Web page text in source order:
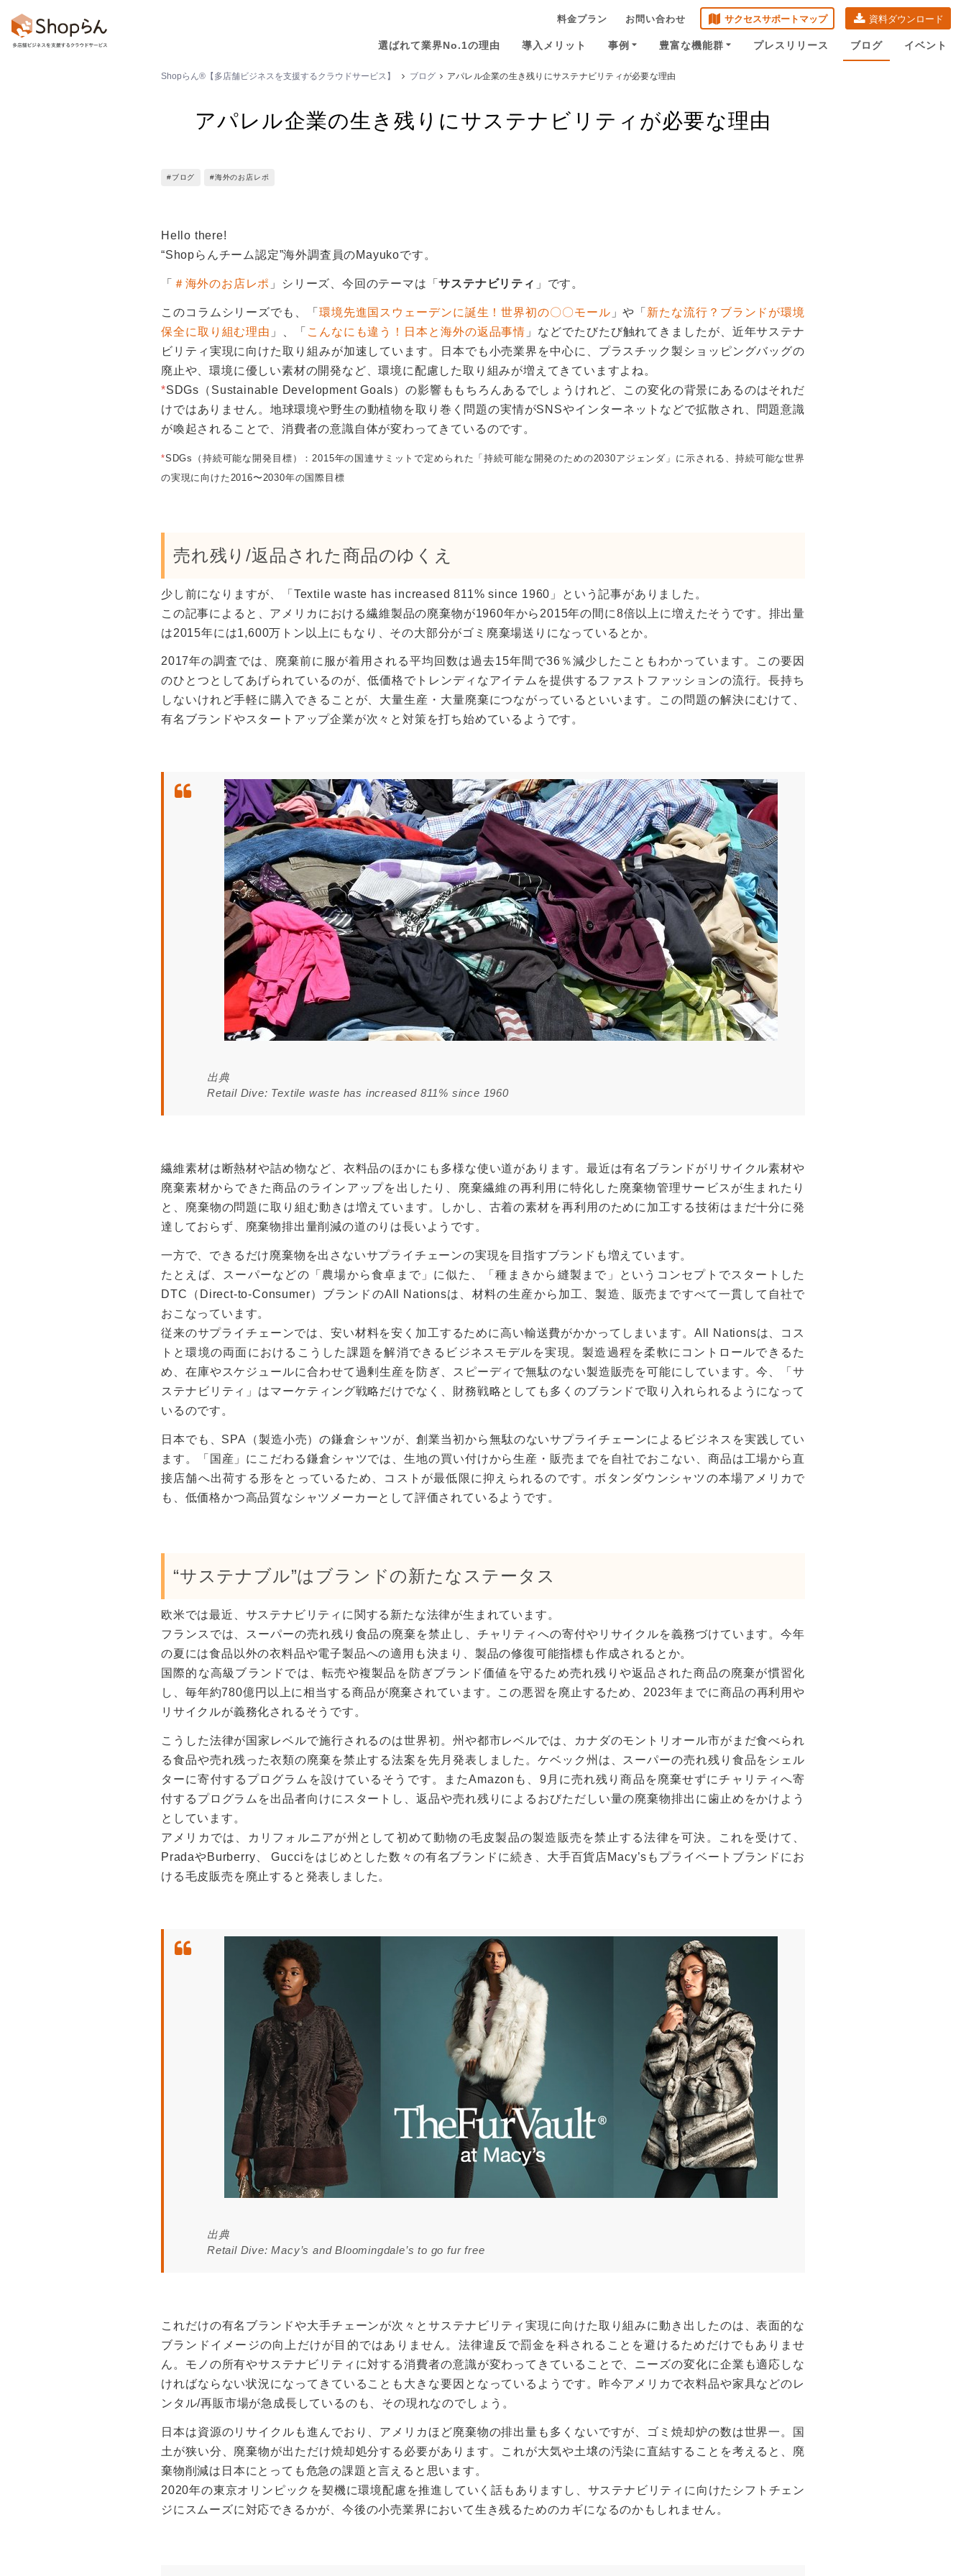
料金プラン お問い合わせ サクセスサポートマップ 資料ダウンロード
選ばれて業界No.1の理由 導入メリット 事例 豊富な機能群 プレスリリース ブログ イベント
Shopらん®【多店舗ビジネスを支援するクラウドサービス】 ブログ アパレル企業の生き残りにサステナビリティが必要な理由
アパレル企業の生き残りにサステナビリティが必要な理由
#ブログ #海外のお店レポ
Hello there!
“Shopらんチーム認定”海外調査員のMayukoです。
「 ＃海外のお店レポ 」シリーズ、今回のテーマは「サステナビリティ 」です。
このコラムシリーズでも、「 環境先進国スウェーデンに誕生！世界初の〇〇モール 」や「 新たな流行？ブランドが環境
保全に取り組む理由 」、「 こんなにも違う！日本と海外の返品事情 」などでたびたび触れてきましたが、近年サステナ
ビリティ実現に向けた取り組みが加速しています。日本でも小売業界を中心に、プラスチック製ショッピングバッグの
廃止や、環境に優しい素材の開発など、環境に配慮した取り組みが増えてきていますよね。
*SDGs（Sustainable Development Goals）の影響ももちろんあるでしょうけれど、この変化の背景にあるのはそれだ
けではありません。地球環境や野生の動植物を取り巻く問題の実情がSNSやインターネットなどで拡散され、問題意識
が喚起されることで、消費者の意識自体が変わってきているのです。
*SDGs（持続可能な開発目標）：2015年の国連サミットで定められた「持続可能な開発のための2030アジェンダ」に示される、持続可能な世界
の実現に向けた2016〜2030年の国際目標
売れ残り/返品された商品のゆくえ
少し前になりますが、「Textile waste has increased 811% since 1960」という記事がありました。
この記事によると、アメリカにおける繊維製品の廃棄物が1960年から2015年の間に8倍以上に増えたそうです。排出量
は2015年には1,600万トン以上にもなり、その大部分がゴミ廃棄場送りになっているとか。
2017年の調査では、廃棄前に服が着用される平均回数は過去15年間で36％減少したこともわかっています。この要因
のひとつとしてあげられているのが、低価格でトレンディなアイテムを提供するファストファッションの流行。長持ち
しないけれど手軽に購入できることが、大量生産・大量廃棄につながっているといいます。この問題の解決にむけて、
有名ブランドやスタートアップ企業が次々と対策を打ち始めているようです。
出典
Retail Dive: Textile waste has increased 811% since 1960
繊維素材は断熱材や詰め物など、衣料品のほかにも多様な使い道があります。最近は有名ブランドがリサイクル素材や
廃棄素材からできた商品のラインアップを出したり、廃棄繊維の再利用に特化した廃棄物管理サービスが生まれたり
と、廃棄物の問題に取り組む動きは増えています。しかし、古着の素材を再利用のために加工する技術はまだ十分に発
達しておらず、廃棄物排出量削減の道のりは長いようです。
一方で、できるだけ廃棄物を出さないサプライチェーンの実現を目指すブランドも増えています。
たとえば、スーパーなどの「農場から食卓まで」に似た、「種まきから縫製まで」というコンセプトでスタートした
DTC（Direct-to-Consumer）ブランドのAll Nationsは、材料の生産から加工、製造、販売まですべて一貫して自社で
おこなっています。
従来のサプライチェーンでは、安い材料を安く加工するために高い輸送費がかかってしまいます。All Nationsは、コス
トと環境の両面におけるこうした課題を解消できるビジネスモデルを実現。製造過程を柔軟にコントロールできるた
め、在庫やスケジュールに合わせて過剰生産を防ぎ、スピーディで無駄のない製造販売を可能にしています。今、「サ
ステナビリティ」はマーケティング戦略だけでなく、財務戦略としても多くのブランドで取り入れられるようになって
いるのです。
日本でも、SPA（製造小売）の鎌倉シャツが、創業当初から無駄のないサプライチェーンによるビジネスを実践してい
ます。「国産」にこだわる鎌倉シャツでは、生地の買い付けから生産・販売までを自社でおこない、商品は工場から直
接店舗へ出荷する形をとっているため、コストが最低限に抑えられるのです。ボタンダウンシャツの本場アメリカで
も、低価格かつ高品質なシャツメーカーとして評価されているようです。
“サステナブル”はブランドの新たなステータス
欧米では最近、サステナビリティに関する新たな法律が生まれています。
フランスでは、スーパーの売れ残り食品の廃棄を禁止し、チャリティへの寄付やリサイクルを義務づけています。今年
の夏には食品以外の衣料品や電子製品への適用も決まり、製品の修復可能指標も作成されるとか。
国際的な高級ブランドでは、転売や複製品を防ぎブランド価値を守るため売れ残りや返品された商品の廃棄が慣習化
し、毎年約780億円以上に相当する商品が廃棄されています。この悪習を廃止するため、2023年までに商品の再利用や
リサイクルが義務化されるそうです。
こうした法律が国家レベルで施行されるのは世界初。州や都市レベルでは、カナダのモントリオール市がまだ食べられ
る食品や売れ残った衣類の廃棄を禁止する法案を先月発表しました。ケベック州は、スーパーの売れ残り食品をシェル
ターに寄付するプログラムを設けているそうです。またAmazonも、9月に売れ残り商品を廃棄せずにチャリティへ寄
付するプログラムを出品者向けにスタートし、返品や売れ残りによるおびただしい量の廃棄物排出に歯止めをかけよう
としています。
アメリカでは、カリフォルニアが州として初めて動物の毛皮製品の製造販売を禁止する法律を可決。これを受けて、
PradaやBurberry、 Gucciをはじめとした数々の有名ブランドに続き、大手百貨店Macy’sもプライベートブランドにお
ける毛皮販売を廃止すると発表しました。
出典
Retail Dive: Macy’s and Bloomingdale’s to go fur free
これだけの有名ブランドや大手チェーンが次々とサステナビリティ実現に向けた取り組みに動き出したのは、表面的な
ブランドイメージの向上だけが目的ではありません。法律違反で罰金を科されることを避けるためだけでもありませ
ん。モノの所有やサステナビリティに対する消費者の意識が変わってきていることで、ニーズの変化に企業も適応しな
ければならない状況になってきていることも大きな要因となっているようです。昨今アメリカで衣料品や家具などのレ
ンタル/再販市場が急成長しているのも、その現れなのでしょう。
日本は資源のリサイクルも進んでおり、アメリカほど廃棄物の排出量も多くないですが、ゴミ焼却炉の数は世界一。国
土が狭い分、廃棄物が出ただけ焼却処分する必要があります。これが大気や土壌の汚染に直結することを考えると、廃
棄物削減は日本にとっても危急の課題と言えると思います。
2020年の東京オリンピックを契機に環境配慮を推進していく話もありますし、サステナビリティに向けたシフトチェン
ジにスムーズに対応できるかが、今後の小売業界において生き残るためのカギになるのかもしれません。